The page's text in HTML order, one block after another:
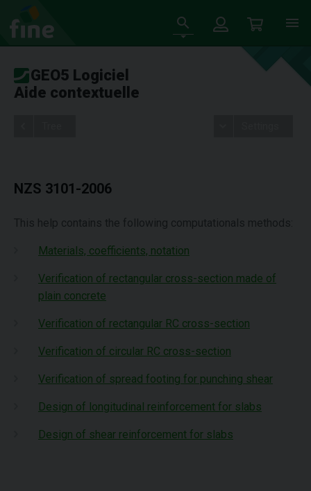
GEO5 Logiciel
Aide contextuelle
NZS 3101-2006
This help contains the following computationals methods:
Materials, coefficients, notation
Verification of rectangular cross-section made of
plain concrete
Verification of rectangular RC cross-section
Verification of circular RC cross-section
Verification of spread footing for punching shear
Design of longitudinal reinforcement for slabs
Design of shear reinforcement for slabs